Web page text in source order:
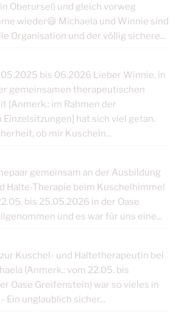
Oberursel) und gleich vorweg
wieder😃 Michaela und Winnie sind
Organisation und der völlig sichere...
bis 06.2026 Lieber Winnie, in
gemeinsamen therapeutischen
[Anmerk.: im Rahmen der
hat sich viel getan.
ob mir Kuscheln...
gemeinsam an der Ausbildung
Halte-Therapie beim Kuschelhimmel
bis 25.05.2026 in der Oase
und es war für uns eine...
Kuschel- und Haltetherapeutin bei
(Anmerk.: vom 22.05. bis
Oase Greifenstein) war so vieles in
Ein unglaublich sicher...